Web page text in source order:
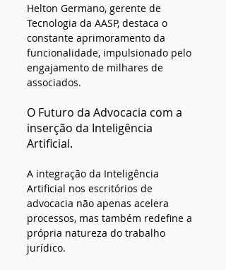
Helton Germano, gerente de
Tecnologia da AASP, destaca o
constante aprimoramento da
funcionalidade, impulsionado pelo
engajamento de milhares de
associados.
O Futuro da Advocacia com a
inserção da Inteligência
Artificial.
A integração da Inteligência
Artificial nos escritórios de
advocacia não apenas acelera
processos, mas também redefine a
própria natureza do trabalho
jurídico.